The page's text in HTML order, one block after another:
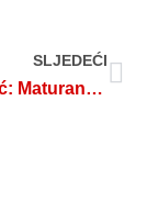
SLJEDEĆI
Hrvoje Klasić: Maturanti, ustaše nisu bili požrtvovni, hrabri… Ne trebaju vam oni biti uzor!